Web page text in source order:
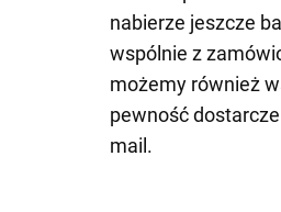
nabierze jeszcze
wspólnie z
możemy również
pewność
mail.